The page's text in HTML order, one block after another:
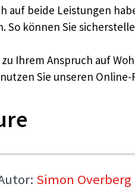
auf beide Leistungen
So können Sie
zu Ihrem Anspruch auf
Sie unseren
Simon Overberg